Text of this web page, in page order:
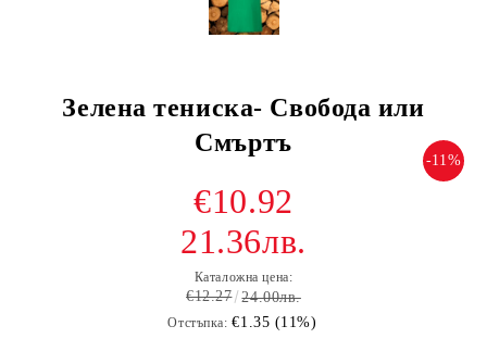
Зелена тениска- Свобода или
Смъртъ
-11%
€10.92
21.36лв.
Каталожна цена:
€12.27 24.00лв.
Отстъпка: €1.35 (11%)